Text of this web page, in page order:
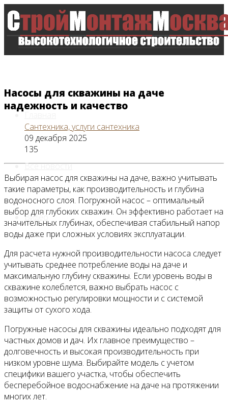
Все новости
Видео
Насосы для скважины на даче
надежность и качество
Сантехника, услуги сантехника
09 декабря 2025
135
Выбирая насос для скважины на даче, важно учитывать
такие параметры, как производительность и глубина
водоносного слоя. Погружной насос – оптимальный
выбор для глубоких скважин. Он эффективно работает на
значительных глубинах, обеспечивая стабильный напор
воды даже при сложных условиях эксплуатации.
Для расчета нужной производительности насоса следует
учитывать среднее потребление воды на даче и
максимальную глубину скважины. Если уровень воды в
скважине колеблется, важно выбрать насос с
возможностью регулировки мощности и с системой
защиты от сухого хода.
Погружные насосы для скважины идеально подходят для
частных домов и дач. Их главное преимущество –
долговечность и высокая производительность при
низком уровне шума. Выбирайте модель с учетом
специфики вашего участка, чтобы обеспечить
бесперебойное водоснабжение на даче на протяжении
многих лет.